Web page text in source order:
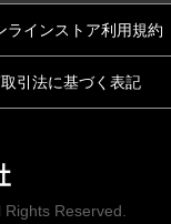
Reserved.
ラインストア利用規約
引法に基づく表記